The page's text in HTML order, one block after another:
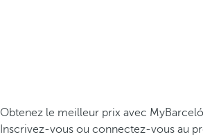
Obtenez le meilleur prix avec MyBarceló
Inscrivez-vous ou connectez-vous au